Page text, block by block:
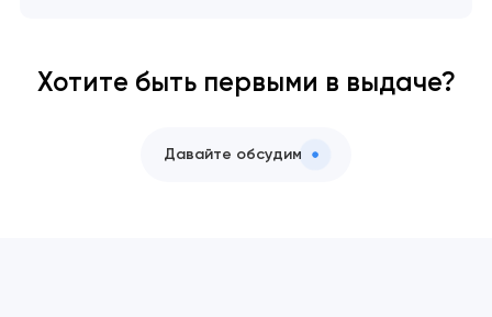
Хотите быть первыми в выдаче?
Давайте обсудим